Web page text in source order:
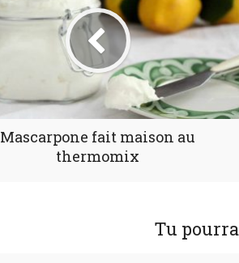
Mascarpone fait maison au
thermomix
Tu